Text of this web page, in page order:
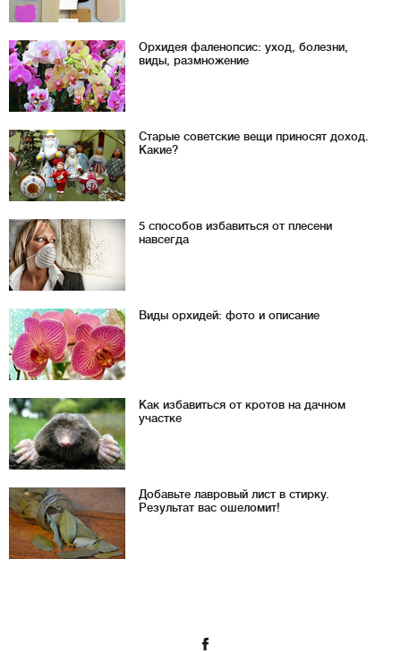
Орхидея фаленопсис: уход, болезни,
виды, размножение
Старые советские вещи приносят доход.
Какие?
5 способов избавиться от плесени
навсегда
Виды орхидей: фото и описание
Как избавиться от кротов на дачном
участке
Добавьте лавровый лист в стирку.
Результат вас ошеломит!